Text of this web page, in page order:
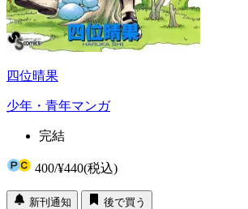
四位晴果
少年・青年マンガ
完結
400/¥440(税込)
新刊通知
後で買う